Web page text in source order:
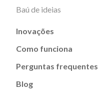
Baú de ideias
Inovações
Como funciona
Perguntas frequentes
Blog